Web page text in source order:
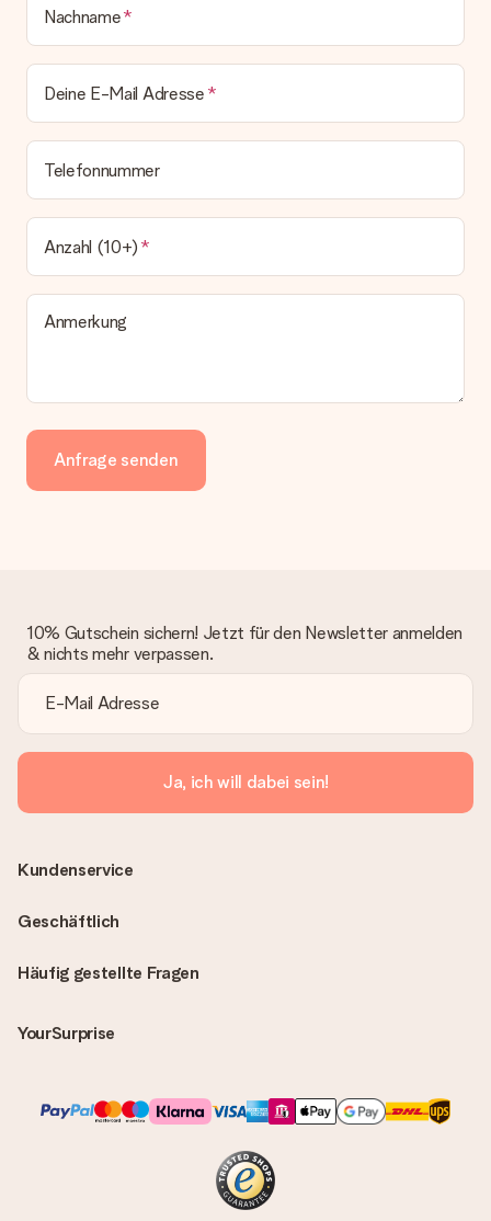
Nachname
Deine E-Mail Adresse
Telefonnummer
Anzahl (10+)
Anmerkung
Anfrage senden
10% Gutschein sichern! Jetzt für den Newsletter anmelden
& nichts mehr verpassen.
Ja, ich will dabei sein!
Häufig gestellte Fragen
YourSurprise
Kundenservice
Geschäftlich